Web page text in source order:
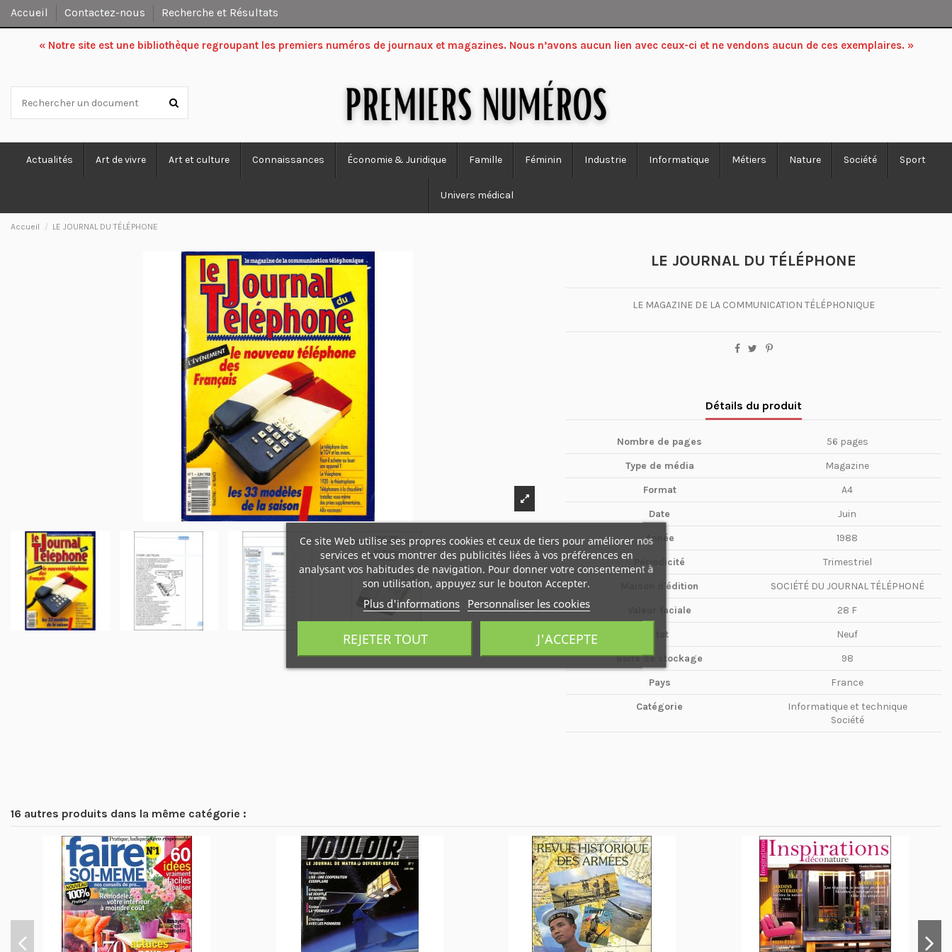
Accueil Contactez-nous Recherche et Résultats
« Notre site est une bibliothèque regroupant les premiers numéros de journaux et magazines. Nous n’avons aucun lien avec ceux-ci et ne vendons aucun de ces exemplaires. »
Actualités Art de vivre Art et culture Connaissances Économie & Juridique Famille Féminin Industrie Informatique Métiers Nature Société Sport
Univers médical
Accueil LE JOURNAL DU TÉLÉPHONE
LE JOURNAL DU TÉLÉPHONE
LE MAGAZINE DE LA COMMUNICATION TÉLÉPHONIQUE
Détails du produit
Nombre de pages
56 pages
Type de média
Magazine
Format
A4
Date
Juin
Année
1988
Périodicité
Trimestriel
Maison d'édition
SOCIÉTÉ DU JOURNAL TÉLÉPHONÉ
Valeur faciale
28 F
Etat
Neuf
Boîte de stockage
98
Pays
France
Catégorie
Informatique et technique
Société
16 autres produits dans la même catégorie :
Ce site Web utilise ses propres cookies et ceux de tiers pour améliorer nos
services et vous montrer des publicités liées à vos préférences en
analysant vos habitudes de navigation. Pour donner votre consentement à
son utilisation, appuyez sur le bouton Accepter.
Plus d'informations Personnaliser les cookies
REJETER TOUT J'ACCEPTE